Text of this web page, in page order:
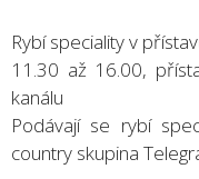
Rybí speciality v
11.30 až 16.00,
kanálu
Podávají se rybí
country skupina